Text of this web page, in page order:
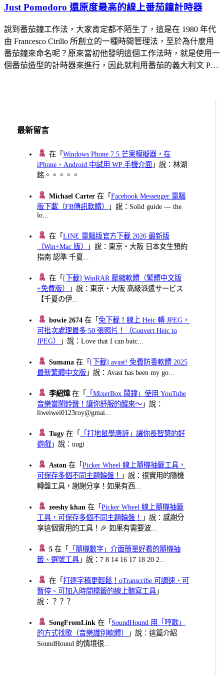
Just Pomodoro 還原度最高的線上番茄鐘計時器
說到番茄鐘工作法，大家肯定都不陌生了，這是在 1980 年代
由 Francesco Cirillo 所創立的一種時間管理法，至於為什麼用
番茄鐘來命名呢？原來當初他發明這個工作法時，就是使用一
個番茄造型的計時器來進行，因此就利用番茄的義大利文 P…
最新留言
在「Windows Phone 7.5 芒果模擬器，在
iPhone、Android 中試用 WP 手機介面 」說：林湖
銘。。。。。
Michael Carter 在「Facebook Messenger 電腦
版下載（FB傳訊軟體）
」說：Solid guide — the
lo...
在「LINE 電腦版官方下載 2026 最新版
（Win+Mac 版）
」說：東京・大阪 日本女生預約
指南 認準 千夏...
在「 [下載] WinRAR 壓縮軟體（繁體中文版
+免費版）
」說：東京・大阪 高級派遣サービス
【千夏の伊...
bowie 2674 在「免下載！線上 Heic 轉 JPEG，
可批次處理最多 50 張照片！（Convert Heic to
JPEG）
」說：Love that I can batc...
Sumana 在「 [下載] avast! 免費防毒軟體 2025
最新繁體中文版 」說：Avast has been my go...
李紹煒在「
「MixerBox 鬧鐘」使用 YouTube
音樂當鬧鈴聲！讓你舒服的醒來～ 」說：
liweiwei0123roy@gmai...
Tugy 在「
「打地鼠學唐詩」讓你長智慧的好
遊戲 」說：uugi
Aston 在「Picker Wheel 線上隨機抽籤工具，
可保存多個不同主題輪盤！
」說：很實用的隨機
轉盤工具，謝謝分享！如果有西...
zeeshy khan 在「Picker Wheel 線上隨機抽籤
工具，可保存多個不同主題輪盤！
」說：感謝分
享這個實用的工具！🎉 如果有需要波...
5 在「
「隨機數字」介面簡單好看的隨機抽
籤、選號工具 」說：7 8 14 16 17 18 20 2...
在「打逐字稿更輕鬆！oTranscribe 可調速、可
暫停、可加入時間標籤的線上聽寫工具 」
說：？？？
SongFromLink 在「 SoundHound 用「哼歌」
的方式找歌（音樂識別軟體）
」說：這篇介紹
SoundHound 的情境很...